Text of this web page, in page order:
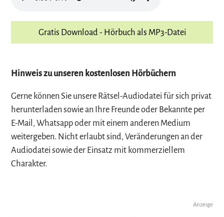
Gratis Download - Hörbuch als MP3-Datei
Hinweis zu unseren kostenlosen Hörbüchern
Gerne können Sie unsere Rätsel-Audiodatei für sich privat
herunterladen sowie an Ihre Freunde oder Bekannte per
E-Mail, Whatsapp oder mit einem anderen Medium
weitergeben. Nicht erlaubt sind, Veränderungen an der
Audiodatei sowie der Einsatz mit kommerziellem
Charakter.
Anzeige